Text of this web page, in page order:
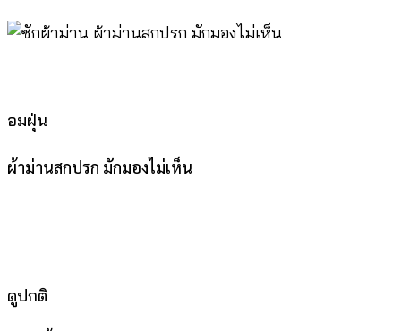
อมฝุ่น
ผ้าม่านสกปรก มักมองไม่เห็น
ดูปกติ